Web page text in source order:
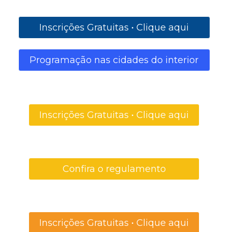
Inscrições Gratuitas • Clique aqui
Programação nas cidades do interior
Inscrições Gratuitas • Clique aqui
Confira o regulamento
Inscrições Gratuitas • Clique aqui